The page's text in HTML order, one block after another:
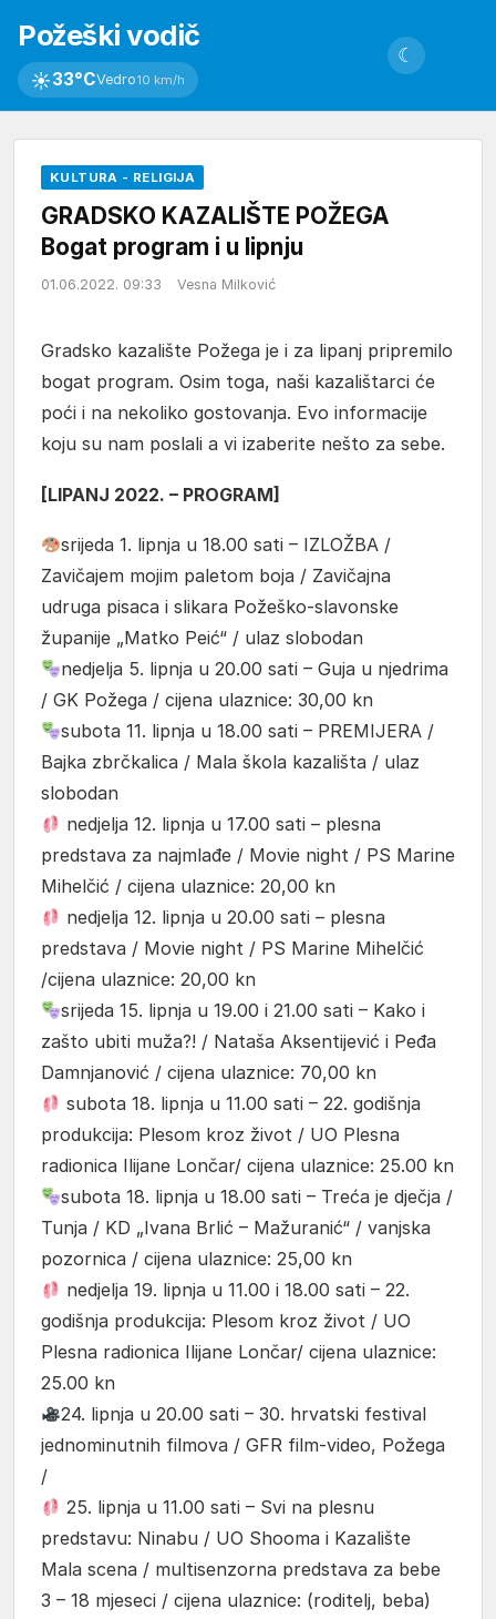
Požeški vodič
☀33°CVedro10 km/h
☾
KULTURA - RELIGIJA
GRADSKO KAZALIŠTE POŽEGA
Bogat program i u lipnju
01.06.2022. 09:33 Vesna Milković
Gradsko kazalište Požega je i za lipanj pripremilo
bogat program. Osim toga, naši kazalištarci će
poći i na nekoliko gostovanja. Evo informacije
koju su nam poslali a vi izaberite nešto za sebe.
[LIPANJ 2022. – PROGRAM]
srijeda 1. lipnja u 18.00 sati – IZLOŽBA /
Zavičajem mojim paletom boja / Zavičajna
udruga pisaca i slikara Požeško-slavonske
županije „Matko Peić“ / ulaz slobodan
nedjelja 5. lipnja u 20.00 sati – Guja u njedrima
/ GK Požega / cijena ulaznice: 30,00 kn
subota 11. lipnja u 18.00 sati – PREMIJERA /
Bajka zbrčkalica / Mala škola kazališta / ulaz
slobodan
nedjelja 12. lipnja u 17.00 sati – plesna
predstava za najmlađe / Movie night / PS Marine
Mihelčić / cijena ulaznice: 20,00 kn
nedjelja 12. lipnja u 20.00 sati – plesna
predstava / Movie night / PS Marine Mihelčić
/cijena ulaznice: 20,00 kn
srijeda 15. lipnja u 19.00 i 21.00 sati – Kako i
zašto ubiti muža?! / Nataša Aksentijević i Peđa
Damnjanović / cijena ulaznice: 70,00 kn
subota 18. lipnja u 11.00 sati – 22. godišnja
produkcija: Plesom kroz život / UO Plesna
radionica Ilijane Lončar/ cijena ulaznice: 25.00 kn
subota 18. lipnja u 18.00 sati – Treća je dječja /
Tunja / KD „Ivana Brlić – Mažuranić“ / vanjska
pozornica / cijena ulaznice: 25,00 kn
nedjelja 19. lipnja u 11.00 i 18.00 sati – 22.
godišnja produkcija: Plesom kroz život / UO
Plesna radionica Ilijane Lončar/ cijena ulaznice:
25.00 kn
24. lipnja u 20.00 sati – 30. hrvatski festival
jednominutnih filmova / GFR film-video, Požega
/
25. lipnja u 11.00 sati – Svi na plesnu
predstavu: Ninabu / UO Shooma i Kazalište
Mala scena / multisenzorna predstava za bebe
3 – 18 mjeseci / cijena ulaznice: (roditelj, beba)